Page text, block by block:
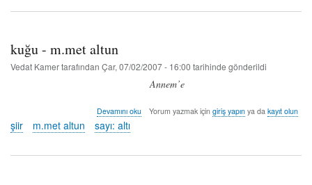
hakkında
kuğu - m.met altun
Vedat Kamertarafından Çar, 07/02/2007 - 16:00 tarihinde gönderildi
Annem’e
kuğu
-
m.met
hakkında
Devamını oku Yorum yazmak için giriş yapınya da kayıt olun
şiir m.met altun sayı: altı